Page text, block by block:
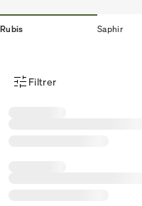
Rubis Saphir
Menu des filtres d'articles
Filtrer